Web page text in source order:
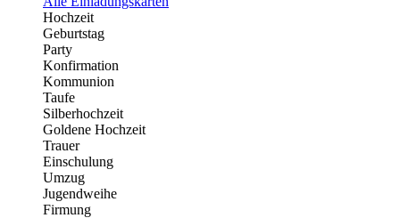
Hochzeit
Geburtstag
Party
Konfirmation
Kommunion
Taufe
Silberhochzeit
Goldene Hochzeit
Trauer
Einschulung
Umzug
Jugendweihe
Firmung